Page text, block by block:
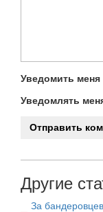
Уведомить
Уведомлять
Другие
За